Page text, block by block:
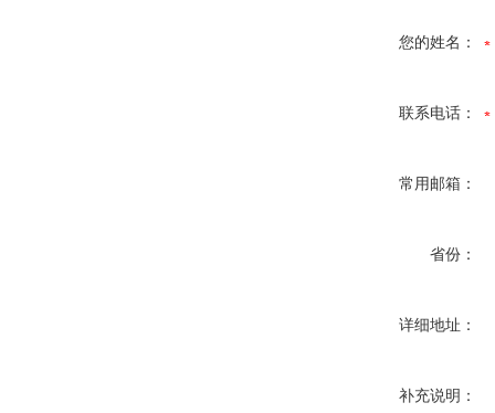
您的姓名：
联系电话：
常用邮箱：
省份：
详细地址：
补充说明：